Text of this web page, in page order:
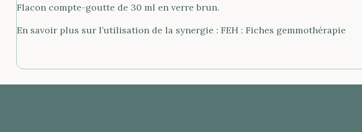
Flacon compte-goutte de 30 ml en verre brun.
En savoir plus sur l’utilisation de la synergie : FEH : Fiches gemmothérapie